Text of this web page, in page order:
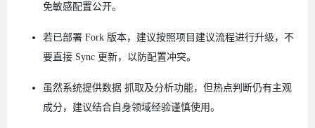
免敏感配置公开。
若已部署 Fork 版本，建议按照项目建议流程进行升级，不
要直接 Sync 更新，以防配置冲突。
虽然系统提供数据 抓取及分析功能，但热点判断仍有主观
成分，建议结合自身领域经验谨慎使用。